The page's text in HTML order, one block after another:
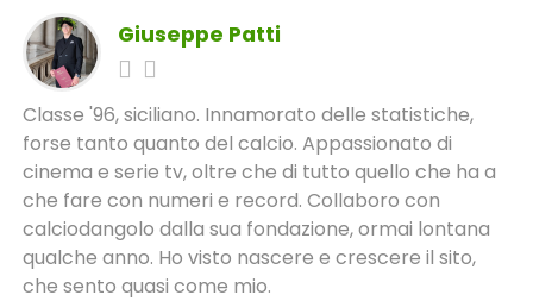
Giuseppe Patti
Classe '96, siciliano. Innamorato delle statistiche,
forse tanto quanto del calcio. Appassionato di
cinema e serie tv, oltre che di tutto quello che ha a
che fare con numeri e record. Collaboro con
calciodangolo dalla sua fondazione, ormai lontana
qualche anno. Ho visto nascere e crescere il sito,
che sento quasi come mio.